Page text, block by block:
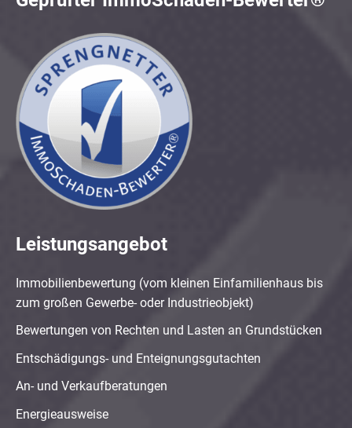
Leistungsangebot
Immobilienbewertung (vom kleinen Einfamilienhaus bis
zum großen Gewerbe- oder Industrieobjekt)
Bewertungen von Rechten und Lasten an Grundstücken
Entschädigungs- und Enteignungsgutachten
An- und Verkaufberatungen
Energieausweise